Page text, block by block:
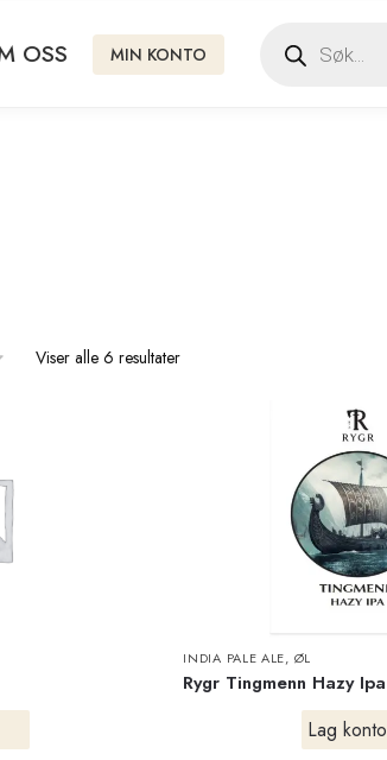
OSS MIN KONTO
Viser alle 6 resultater
INDIA PALE ALE, ØL
Rygr Tingmenn Hazy Ipa
Lag konto